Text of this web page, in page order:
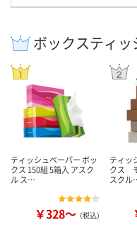
ボックスティ
ティッシュペーパー ボッ
クス 150組 5箱入 アスク
ル ス…
￥328～ （税込）
ティッ
クス
スクル